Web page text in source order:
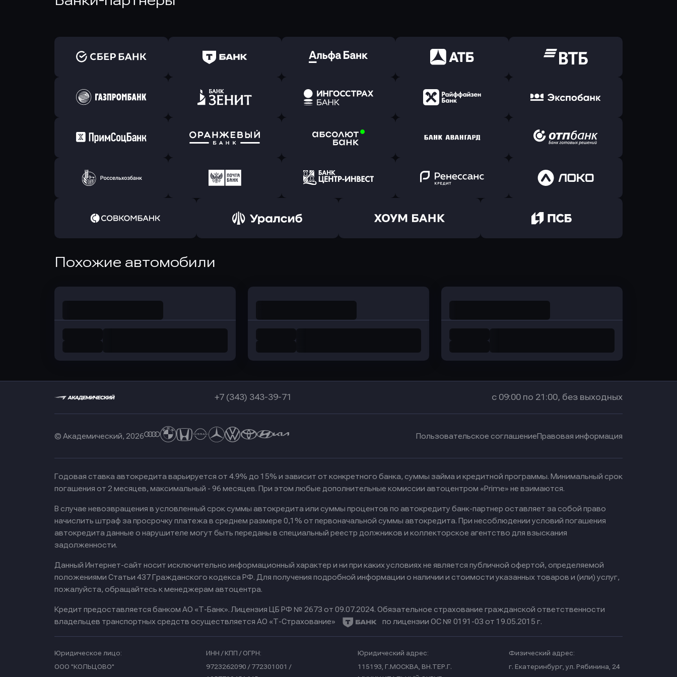
Оправить заявку
в Сбербанк
Оправить заявку
в Т-Банк (Тинькофф)
Оправить заявку
в Альфа-Банк
Оправить заявку
в АТБ Банк
в ВТБ
Оправить заявку
в Газпромбанк
Оправить заявку
в Зенит Банк
Оправить заявку
в Ингосстрах Банк
в Райффайзен Банк
Оправить заявку
в Экспобанк
Оправить заявку
в Примсоцбанк
Оправить заявку
в Банк Оранжевый
Оправить заявку
в Абсолют Банк
Оправить заявку
в Банк Авангард
Оправить заявку
в ОТП БАНК
Оправить заявку
в РоссельхозБанк
Оправить заявку
в Почта Банк
Оправить заявку
Оправить заявку
в Ренессанс Банк
Оправить заявку
в Локо-Банк
в Совкомбанк
Похожие автомобили
+7 (343) 343-39-71 с 09:00 по 21:00, без выходных
© Академический, 2026 Пользовательское соглашениеПравовая информация
Годовая ставка автокредита варьируется от 4.9% до 15% и зависит от конкретного банка, суммы займа и кредитной программы. Минимальный срок
погашения от 2 месяцев, максимальный - 96 месяцев. При этом любые дополнительные комиссии автоцентром «Prime» не взимаются.
В случае невозвращения в условленный срок суммы автокредита или суммы процентов по автокредиту банк-партнер оставляет за собой право
начислить штраф за просрочку платежа в среднем размере 0,1% от первоначальной суммы автокредита. При несоблюдении условий погашения
автокредита данные о нарушителе могут быть переданы в специальный реестр должников и коллекторское агентство для взыскания
задолженности.
Данный Интернет-сайт носит исключительно информационный характер и ни при каких условиях не является публичной офертой, определяемой
положениями Статьи 437 Гражданского кодекса РФ. Для получения подробной информации о наличии и стоимости указанных товаров и (или) услуг,
пожалуйста, обращайтесь к менеджерам автоцентра.
Кредит предоставляется банком АО «Т-Банк». Лицензия ЦБ РФ № 2673 от 09.07.2024. Обязательное страхование гражданской ответственности
владельцев транспортных средств осуществляется АО «Т-Страхование»
по лицензии ОС № 0191-03 от 19.05.2015 г.
Юридическое лицо:
ООО "КОЛЬЦОВО"
ИНН / КПП / ОГРН:
9723262090 / 772301001 /
Юридический адрес:
115193, Г.МОСКВА, ВН.ТЕР.Г.
Физический адрес:
г. Екатеринбург, ул. Рябинина, 24